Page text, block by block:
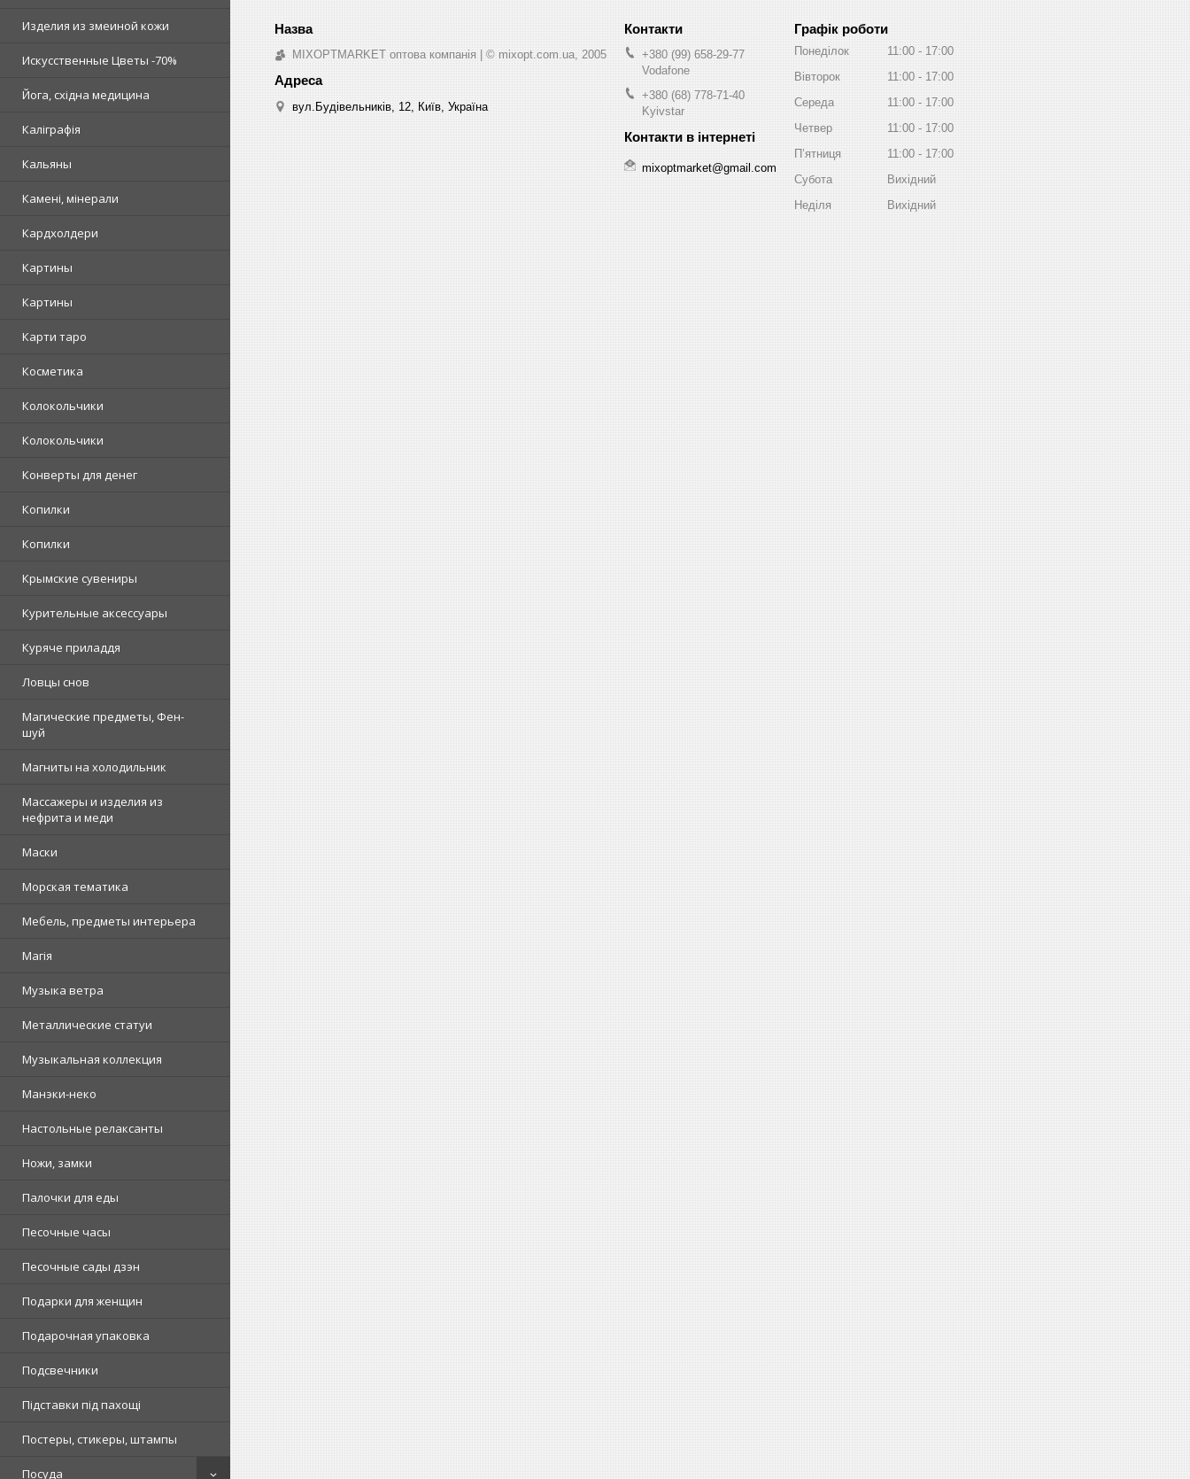
Изделия из змеиной кожи
Искусственные Цветы -70%
Йога, східна медицина
Каліграфія
Кальяны
Камені, мінерали
Кардхолдери
Картины
Картины
Карти таро
Косметика
Колокольчики
Колокольчики
Конверты для денег
Копилки
Копилки
Крымские сувениры
Курительные аксессуары
Куряче приладдя
Ловцы снов
Магические предметы, Фен-
шуй
Магниты на холодильник
Массажеры и изделия из
нефрита и меди
Маски
Морская тематика
Мебель, предметы интерьера
Магія
Музыка ветра
Металлические статуи
Музыкальная коллекция
Манэки-неко
Настольные релаксанты
Ножи, замки
Палочки для еды
Песочные часы
Песочные сады дзэн
Подарки для женщин
Подарочная упаковка
Подсвечники
Підставки під пахощі
Постеры, стикеры, штампы
Посуда
MIXOPTMARKET оптова компанія | © mixopt.com.ua, 2005
вул.Будівельників, 12, Київ, Україна
+380 (99) 658-29-77
Vodafone
+380 (68) 778-71-40
Kyivstar
mixoptmarket@gmail.com
Графік роботи
Понеділок 11:00
17:00
Вівторок
11:00
17:00
Середа
11:00
17:00
Четвер
11:00
17:00
Пʼятниця
11:00
17:00
Субота
Вихідний
Неділя
Вихідний